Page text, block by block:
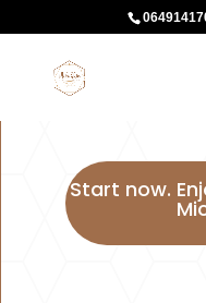
Start now.